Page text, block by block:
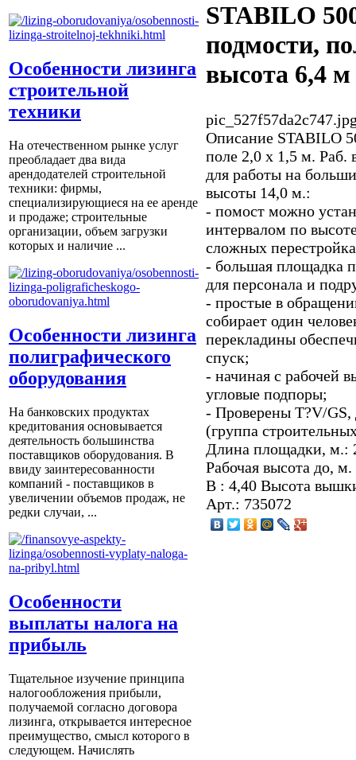
Особенности лизинга
строительной
техники
На отечественном рынке услуг
преобладает два вида
арендодателей строительной
техники: фирмы,
специализирующиеся на ее аренде
и продаже; строительные
организации, объем загрузки
которых и наличие ...
Особенности лизинга
полиграфического
оборудования
На банковских продуктах
кредитования основывается
деятельность большинства
поставщиков оборудования. В
ввиду заинтересованности
компаний - поставщиков в
увеличении объемов продаж, не
редки случаи, ...
Особенности
выплаты налога на
прибыль
Тщательное изучение принципа
налогообложения прибыли,
получаемой согласно договора
лизинга, открывается интересное
преимущество, смысл которого в
следующем. Начислять
STABILO
подмости,
высота 6,4 м
Описание STABILO
поле 2,0 х 1,5 м.
для работы на
высоты 14,0 м.:
- помост можно
интервалом по
сложных
- большая площадка
для персонала и
- простые в
собирает один
перекладины
спуск;
- начиная с рабочей
угловые подпоры;
- Проверены T?V/GS,
(группа
Длина площадки, м.:
Рабочая высота до,
В : 4,40 Высота
Арт.: 735072